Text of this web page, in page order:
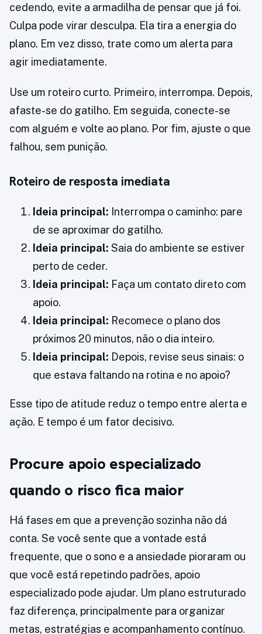
cedendo, evite a armadilha de pensar que já foi.
Culpa pode virar desculpa. Ela tira a energia do
plano. Em vez disso, trate como um alerta para
agir imediatamente.
Use um roteiro curto. Primeiro, interrompa. Depois,
afaste-se do gatilho. Em seguida, conecte-se
com alguém e volte ao plano. Por fim, ajuste o que
falhou, sem punição.
Roteiro de resposta imediata
Ideia principal: Interrompa o caminho: pare
de se aproximar do gatilho.
Ideia principal: Saia do ambiente se estiver
perto de ceder.
Ideia principal: Faça um contato direto com
apoio.
Ideia principal: Recomece o plano dos
próximos 20 minutos, não o dia inteiro.
Ideia principal: Depois, revise seus sinais: o
que estava faltando na rotina e no apoio?
Esse tipo de atitude reduz o tempo entre alerta e
ação. E tempo é um fator decisivo.
Procure apoio especializado
quando o risco fica maior
Há fases em que a prevenção sozinha não dá
conta. Se você sente que a vontade está
frequente, que o sono e a ansiedade pioraram ou
que você está repetindo padrões, apoio
especializado pode ajudar. Um plano estruturado
faz diferença, principalmente para organizar
metas, estratégias e acompanhamento contínuo.